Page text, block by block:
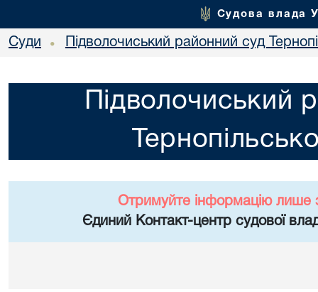
Судова влада
Суди • Підволочиський районний суд
Підволочиський
Отримуйте інформацію лише
Єдиний Контакт-центр судової